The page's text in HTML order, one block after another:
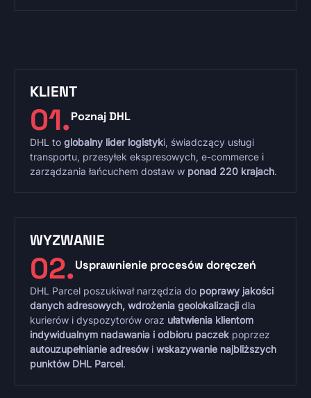
KLIENT
01.Poznaj DHL
DHL to globalny lider logistyki, świadczący usługi
transportu, przesyłek ekspresowych, e-commerce i
zarządzania łańcuchem dostaw w ponad 220 krajach.
WYZWANIE
02.Usprawnienie procesów doręczeń
DHL Parcel poszukiwał narzędzia do poprawy jakości
danych adresowych, wdrożenia geolokalizacji dla
kurierów i dyspozytorów oraz ułatwienia klientom
indywidualnym nadawania i odbioru paczek poprzez
autouzupełnianie adresówi wskazywanie najbliższych
punktów DHL Parcel.